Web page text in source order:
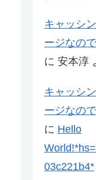
キャッシ
ージなの
に 安本淳
キャッシ
ージなの
に Hello
03c221b4*